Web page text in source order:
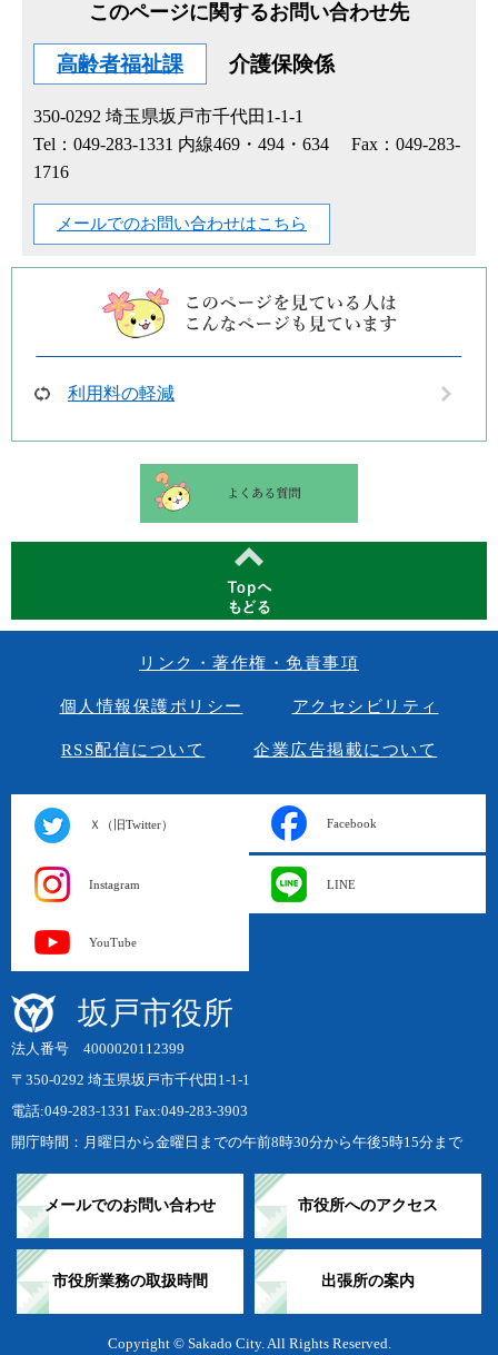
このページに関するお問い合わせ先
高齢者福祉課 介護保険係
350-0292 埼玉県坂戸市千代田1-1-1
Tel：049-283-1331 内線469・494・634
Fax：049-283-
1716
メールでのお問い合わせはこちら
利用料の軽減
リンク・著作権・免責事項
個人情報保護ポリシー アクセシビリティ
RSS配信について 企業広告掲載について
Ｘ（旧Twitter） Facebook
Instagram LINE
YouTube
坂戸市役所
法人番号 4000020112399
〒350-0292 埼玉県坂戸市千代田1-1-1
電話:049-283-1331 Fax:049-283-3903
開庁時間：月曜日から金曜日までの午前8時30分から午後5時15分まで
メールでのお問い合わせ 市役所へのアクセス
市役所業務の取扱時間 出張所の案内
Copyright © Sakado City. All Rights Reserved.